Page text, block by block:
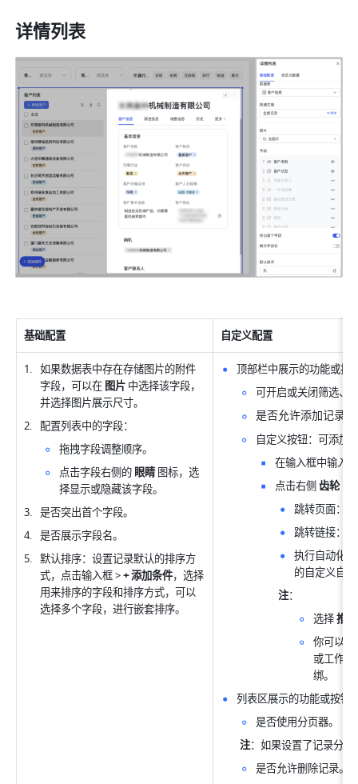
详情列表
基础配置 自定义配置
如果数据表中存在存储图片的附件
字段，可以在 图片 中选择该字段，
并选择图片展示尺寸。
配置列表中的字段：
拖拽字段调整顺序。
点击字段右侧的 眼睛 图标，选
择显示或隐藏该字段。
是否突出首个字段。
是否展示字段名。
默认排序：设置记录默认的排序方
式，点击输入框 > + 添加条件，选择
用来排序的字段和排序方式，可以
选择多个字段，进行嵌套排序。
顶部栏中展示的功能或按
可开启或关闭筛选、
是否允许添加记录
自定义按钮：可添加
在输入框中输入
点击右侧 齿轮 图
跳转页面：
跳转链接：
执行自动化/
的自定义自
注：
选择 推
你可以
或工作
绑。
列表区展示的功能或按钮
是否使用分页器。
注：如果设置了记录分
是否允许删除记录。